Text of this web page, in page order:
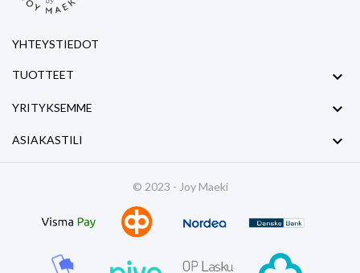
YHTEYSTIEDOT
TUOTTEET 
YRITYKSEMME 
ASIAKASTILI 
© 2023 - Joy Maeki